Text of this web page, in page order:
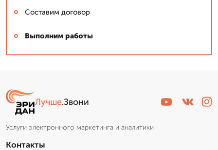
Составим договор
Выполним работы
Лучше.Звони
Услуги электронного маркетинга и аналитики
Контакты